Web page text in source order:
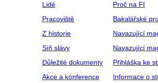
Lidé
Pracoviště
Z historie
Síň slávy
Důležité dokumenty
Akce a konference
Proč na FI
Bakalářské
Navazující
Navazující
Přihláška ke
Informace o